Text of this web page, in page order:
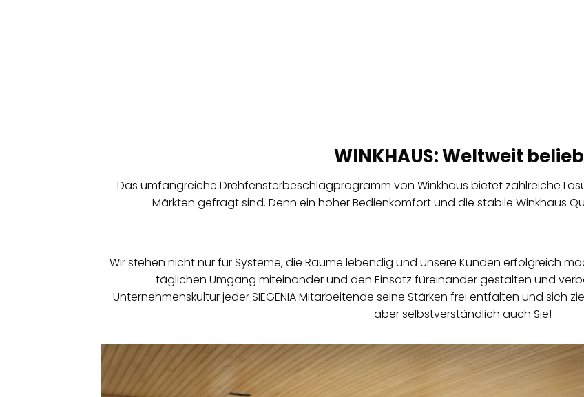
WINKHAUS: Weltweit
Das umfangreiche Drehfensterbeschlagprogramm von Winkhaus bietet zahlreiche
Märkten gefragt sind. Denn ein hoher Bedienkomfort und die stabile Winkhaus
Wir stehen nicht nur für Systeme, die Räume lebendig und unsere Kunden erfolgreich
täglichen Umgang miteinander und den Einsatz füreinander gestalten und
Unternehmenskultur jeder SIEGENIA Mitarbeitende seine Stärken frei entfalten und sich
aber selbstverständlich auch Sie!